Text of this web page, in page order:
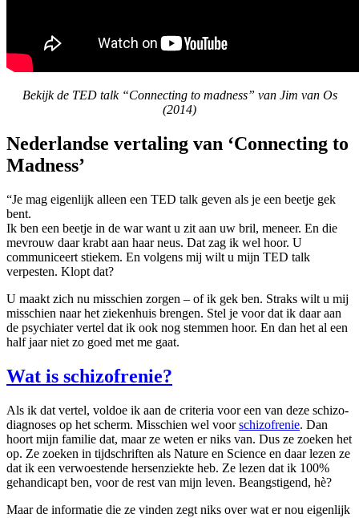
Bekijk de TED talk “Connecting to madness” van Jim van Os
(2014)
Nederlandse vertaling van ‘Connecting to
Madness’
“Je mag eigenlijk alleen een TED talk geven als je een beetje gek
bent.
Ik ben een beetje in de war want u zit aan uw bril, meneer. En die
mevrouw daar krabt aan haar neus. Dat zag ik wel hoor. U
communiceert stiekem. En volgens mij wilt u mijn TED talk
verpesten. Klopt dat?
U maakt zich nu misschien zorgen – of ik gek ben. Straks wilt u mij
misschien naar het ziekenhuis brengen. Stel je voor dat ik daar aan
de psychiater vertel dat ik ook nog stemmen hoor. En dan het al een
half jaar niet zo goed met me gaat.
Wat is schizofrenie?
Als ik dat vertel, voldoe ik aan de criteria voor een van deze schizo-
diagnoses op het scherm. Misschien wel voorschizofrenie. Dan
hoort mijn familie dat, maar ze weten er niks van. Dus ze zoeken het
op. Ze zoeken in tijdschriften als Nature en Science en daar lezen ze
dat ik een verwoestende hersenziekte heb. Ze lezen dat ik 100%
gehandicapt ben, voor de rest van mijn leven. Beangstigend, hè?
Maar de informatie die ze vinden zegt niks over wat er nou eigenlijk